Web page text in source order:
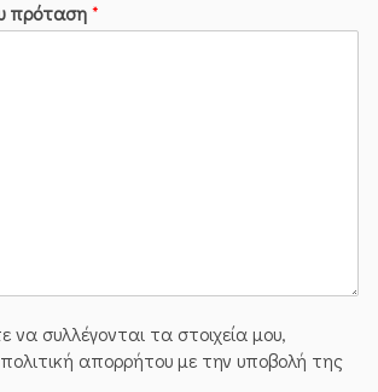
πρόταση*
να συλλέγoνται τα στοιχεία μου,
απορρήτου με την υποβολή της